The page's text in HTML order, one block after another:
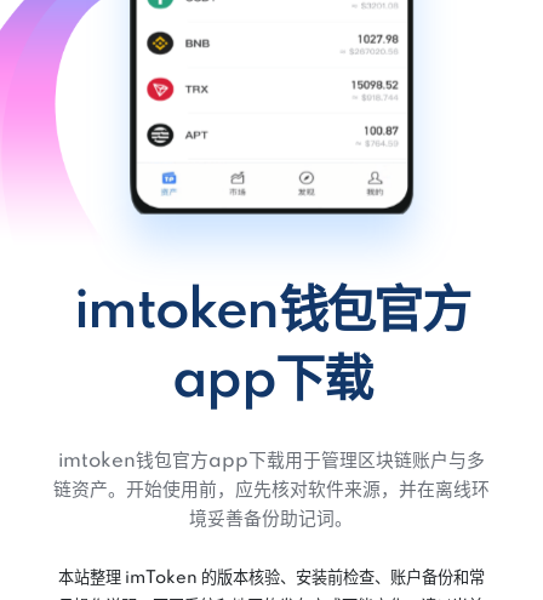
imtoken钱包官方
app下载
imtoken钱包官方app下载用于管理区块链账户与多
链资产。开始使用前，应先核对软件来源，并在离线环
境妥善备份助记词。
本站整理 imToken 的版本核验、安装前检查、账户备份和常